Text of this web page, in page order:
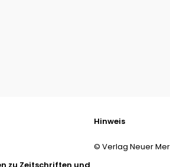
Hinweis
© Verlag Neuer